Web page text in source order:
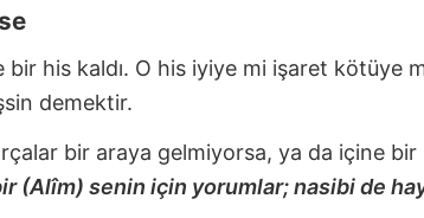
his kaldı. O his iyiye mi işaret kötüye
demektir.
bir araya gelmiyorsa, ya da içine
(Alîm) senin için yorumlar; nasibi de